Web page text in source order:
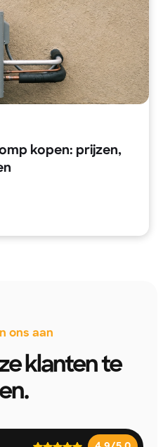
kopen: prijzen,
ons aan
klanten te